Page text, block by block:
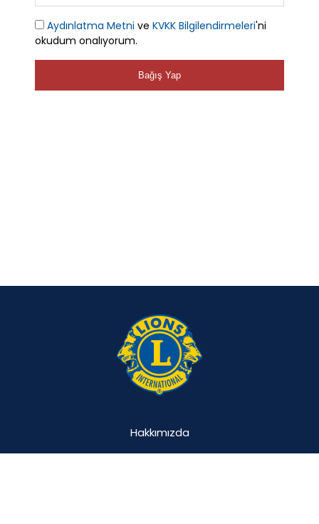
Aydınlatma Metni ve KVKK Bilgilendirmeleri'ni
okudum onalıyorum.
Hakkımızda